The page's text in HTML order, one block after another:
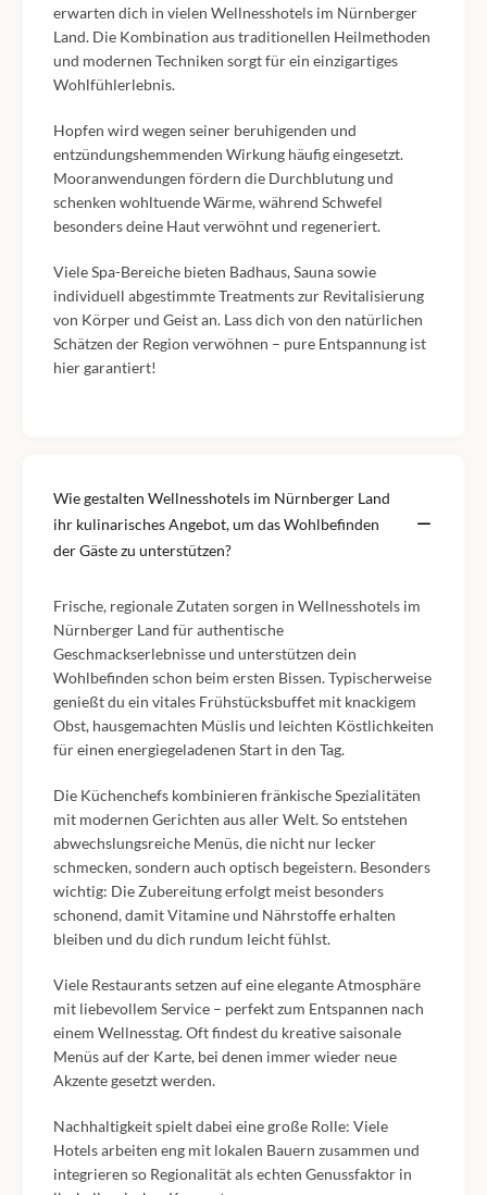
erwarten dich in vielen Wellnesshotels im Nürnberger
Land. Die Kombination aus traditionellen Heilmethoden
und modernen Techniken sorgt für ein einzigartiges
Wohlfühlerlebnis.
Hopfen wird wegen seiner beruhigenden und
entzündungshemmenden Wirkung häufig eingesetzt.
Mooranwendungen fördern die Durchblutung und
schenken wohltuende Wärme, während Schwefel
besonders deine Haut verwöhnt und regeneriert.
Viele Spa-Bereiche bieten Badhaus, Sauna sowie
individuell abgestimmte Treatments zur Revitalisierung
von Körper und Geist an. Lass dich von den natürlichen
Schätzen der Region verwöhnen – pure Entspannung ist
hier garantiert!
Wie gestalten Wellnesshotels im Nürnberger Land
ihr kulinarisches Angebot, um das Wohlbefinden
der Gäste zu unterstützen?
Frische, regionale Zutaten sorgen in Wellnesshotels im
Nürnberger Land für authentische
Geschmackserlebnisse und unterstützen dein
Wohlbefinden schon beim ersten Bissen. Typischerweise
genießt du ein vitales Frühstücksbuffet mit knackigem
Obst, hausgemachten Müslis und leichten Köstlichkeiten
für einen energiegeladenen Start in den Tag.
Die Küchenchefs kombinieren fränkische Spezialitäten
mit modernen Gerichten aus aller Welt. So entstehen
abwechslungsreiche Menüs, die nicht nur lecker
schmecken, sondern auch optisch begeistern. Besonders
wichtig: Die Zubereitung erfolgt meist besonders
schonend, damit Vitamine und Nährstoffe erhalten
bleiben und du dich rundum leicht fühlst.
Viele Restaurants setzen auf eine elegante Atmosphäre
mit liebevollem Service – perfekt zum Entspannen nach
einem Wellnesstag. Oft findest du kreative saisonale
Menüs auf der Karte, bei denen immer wieder neue
Akzente gesetzt werden.
Nachhaltigkeit spielt dabei eine große Rolle: Viele
Hotels arbeiten eng mit lokalen Bauern zusammen und
integrieren so Regionalität als echten Genussfaktor in